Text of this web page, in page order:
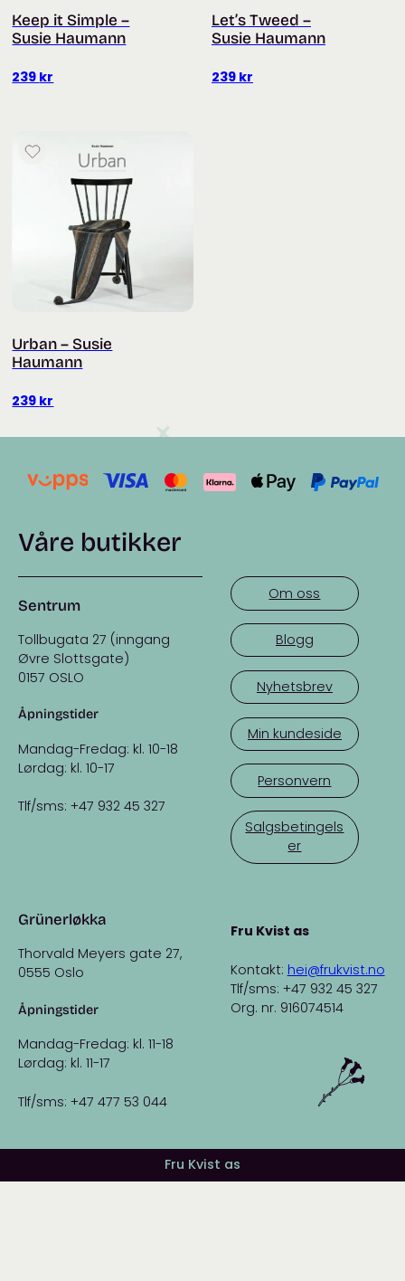
Keep it Simple –
Susie Haumann
239 kr
Let’s Tweed –
Susie Haumann
239 kr
Urban – Susie
Haumann
239 kr
Våre butikker
Sentrum
Tollbugata 27 (inngang
Øvre Slottsgate)
0157 OSLO
Åpningstider
Mandag-Fredag: kl. 10-18
Lørdag: kl. 10-17
Tlf/sms: +47 932 45 327
Grünerløkka
Thorvald Meyers gate 27,
0555 Oslo
Åpningstider
Mandag-Fredag: kl. 11-18
Lørdag: kl. 11-17
Tlf/sms: +47 477 53 044
Om oss
Blogg
Nyhetsbrev
Min kundeside
Personvern
Salgsbetingels
er
Fru Kvist as
Kontakt: hei@frukvist.no
Tlf/sms: +47 932 45 327
Org. nr. 916074514
Fru Kvist as